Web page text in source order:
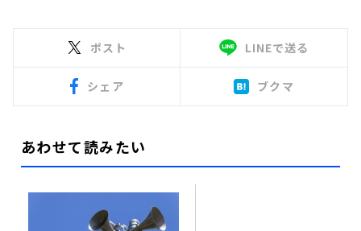
ポスト LINEで送る
シェア ブクマ
あわせて読みたい